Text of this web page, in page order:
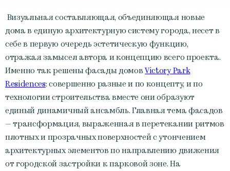
Визуальная составляющая, объединяющая новые
дома в единую архитектурную систему города, несет в
себе в первую очередь эстетическую функцию,
отражая замысел автора и концепцию всего проекта.
Именно так решены фасады домовVictory Park
Residences: совершенно разные и по концепту, и по
технологии строительства вместе они образуют
единый динамичный ансамбль. Главная тема фасадов
— трансформация, выраженная в перетекании ритмов
плотных и прозрачных поверхностей с утончением
архитектурных элементов по направлению движения
от городской застройки к парковой зоне. На